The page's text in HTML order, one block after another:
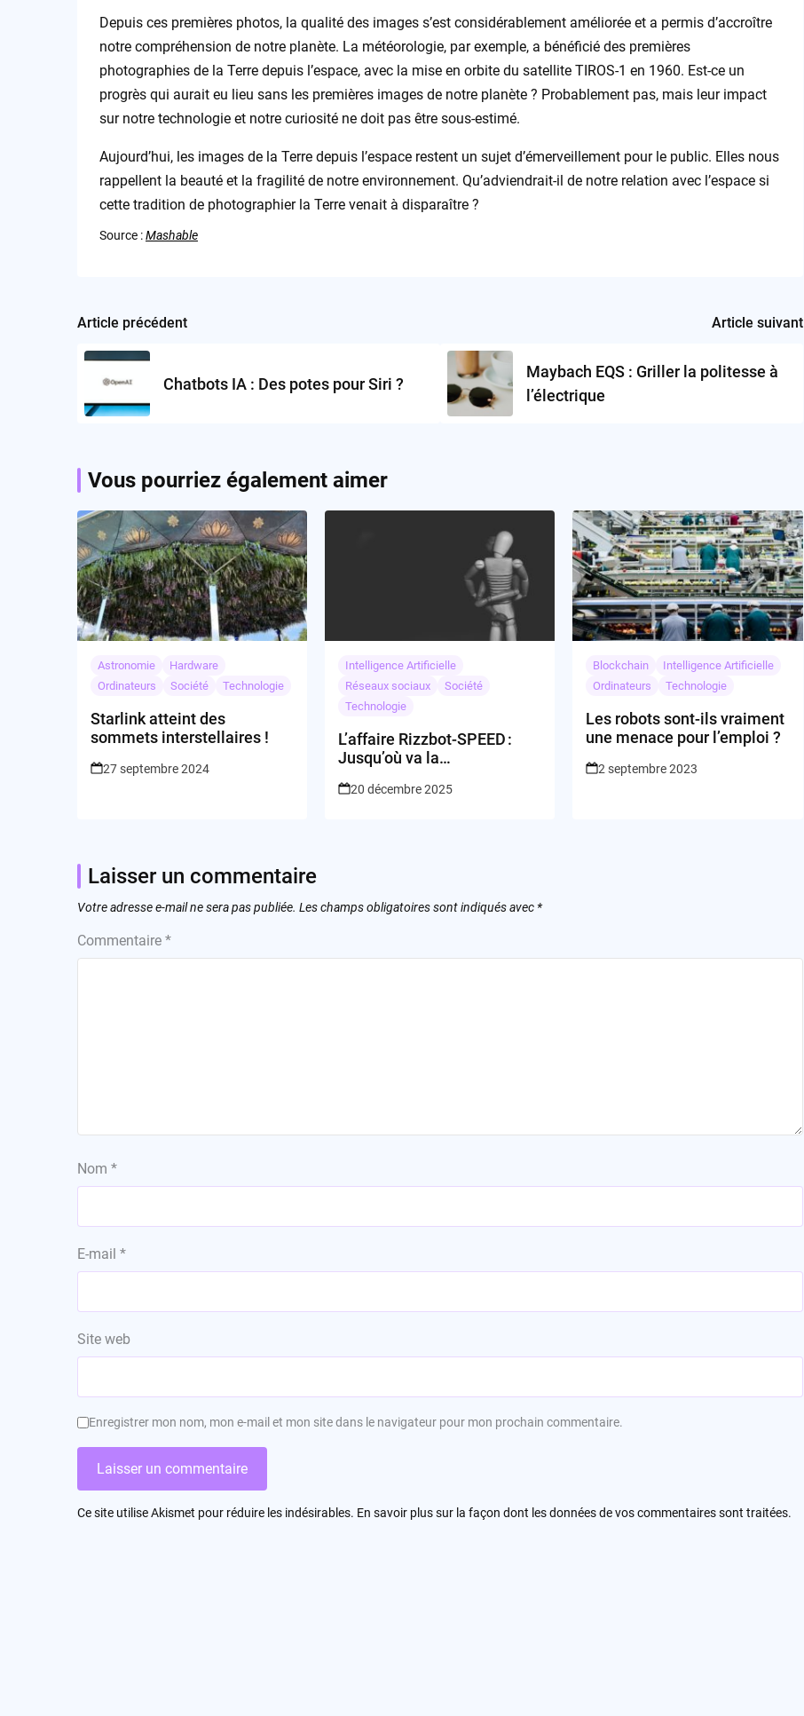
Depuis ces premières photos, la qualité des images s’est considérablement améliorée et a permis d’accroître
notre compréhension de notre planète. La météorologie, par exemple, a bénéficié des premières
photographies de la Terre depuis l’espace, avec la mise en orbite du satellite TIROS-1 en 1960. Est-ce un
progrès qui aurait eu lieu sans les premières images de notre planète ? Probablement pas, mais leur impact
sur notre technologie et notre curiosité ne doit pas être sous-estimé.
Aujourd’hui, les images de la Terre depuis l’espace restent un sujet d’émerveillement pour le public. Elles nous
rappellent la beauté et la fragilité de notre environnement. Qu’adviendrait-il de notre relation avec l’espace si
cette tradition de photographier la Terre venait à disparaître ?
Source :Mashable
Post
navigation
Article précédent
Chatbots IA : Des potes pour Siri ?
Article suivant
Maybach EQS : Griller la politesse à
l’électrique
Vous pourriez également aimer
Astronomie
Hardware
Ordinateurs
Société Technologie
Starlink atteint des
sommets interstellaires !
27 septembre 2024
Intelligence Artificielle
Réseaux sociaux
Société
Technologie
L’affaire Rizzbot-SPEED :
Jusqu’où va la
robot est détruit par une
20 décembre 2025
Blockchain
Intelligence Artificielle
Ordinateurs
Technologie
Les robots sont-ils vraiment
une menace pour l’emploi ?
2 septembre 2023
Laisser un commentaire
Votre adresse e-mail ne sera pas publiée. Les champs obligatoires sont indiqués avec *
Commentaire *
Nom *
E-mail *
Site web
Enregistrer mon nom, mon e-mail et mon site dans le navigateur pour mon prochain commentaire.
Ce site utilise Akismet pour réduire les indésirables. En savoir plus sur la façon dont les données de vos commentaires sont traitées.